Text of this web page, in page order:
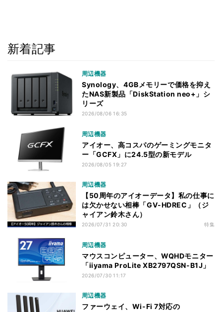
新着記事
周辺機器
Synology、4GBメモリーで価格を抑え
たNAS新製品「DiskStation neo+」シ
リーズ
2026/08/06 16:35
周辺機器
アイオー、高コスパのゲーミングモニタ
ー「GCFX」に24.5型の新モデル
2026/08/05 19:27
周辺機器
【50周年のアイオーデータ】私の仕事に
は欠かせない相棒「GV-HDREC」（ジ
ャイアン鈴木さん）
2026/07/31 20:30 特集
周辺機器
マウスコンピューター、WQHDモニター
「iiyama ProLite XB2797QSN-B1J」
2026/07/30 11:17
周辺機器
ファーウェイ、Wi-Fi 7対応の